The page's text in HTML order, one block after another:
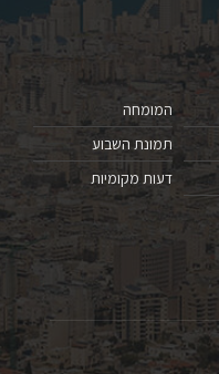
המומחה
תמונת השבוע
דעות מקומיות